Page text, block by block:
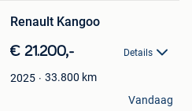
Renault Kangoo
€ 21.200,- Details
2025 33.800 km
Vandaag